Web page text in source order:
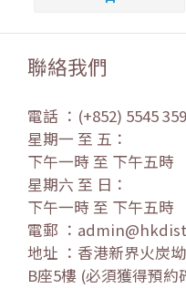
聯絡我們
電話 ：(+852) 5545
星期一 至 五：
下午一時 至 下午五時
星期六 至 日：
下午一時 至 下午五時
電郵 ：
地址 ：香港新界火炭
B座5樓 (必須獲得預約